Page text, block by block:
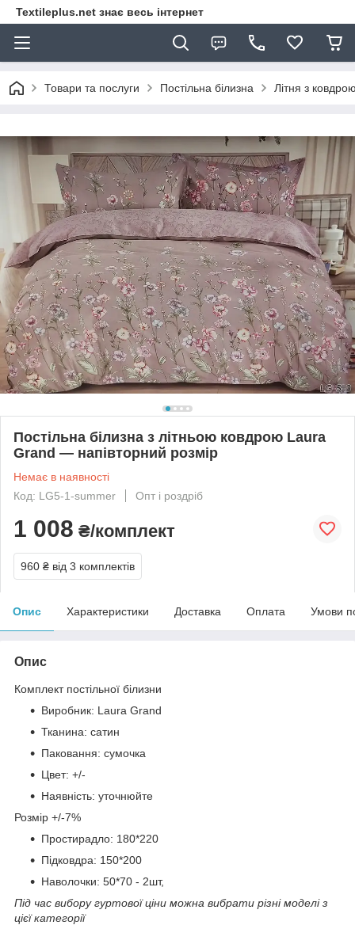
Textileplus.net знає весь інтернет
Товари та послуги Постільна білизна Літня з
Постільна білизна з літньою ковдрою Laura
Grand — напівторний розмір
Немає в наявності
Код: LG5-1-summer
Опт і роздріб
1 008 ₴/комплект
960 ₴ від 3 комплектів
Опис Характеристики Доставка Оплата Умови
Опис
Комплект постільної білизни
Виробник: Laura Grand
Тканина: сатин
Паковання: сумочка
Цвет: +/-
Наявність: уточнюйте
Розмір +/-7%
Простирадло: 180*220
Підковдра: 150*200
Наволочки: 50*70 - 2шт,
Під час вибору гуртової ціни можна вибрати різні моделі з
цієї категорії